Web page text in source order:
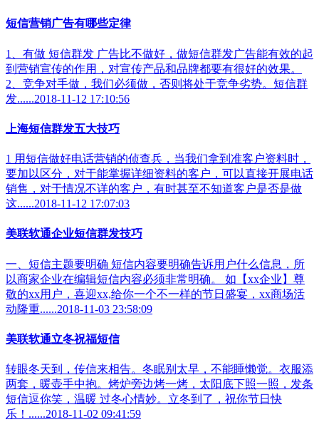
短信营销广告有哪些定律
1、有做 短信群发 广告比不做好，做短信群发广告能有效的起
到营销宣传的作用，对宣传产品和品牌都要有很好的效果。
2、竞争对手做，我们必须做，否则将处于竞争劣势。短信群
发......2018-11-12 17:10:56
上海短信群发五大技巧
1 用短信做好电话营销的侦查兵，当我们拿到准客户资料时，
要加以区分，对于能掌握详细资料的客户，可以直接开展电话
销售，对于情况不详的客户，有时甚至不知道客户是否是做
这......2018-11-12 17:07:03
美联软通企业短信群发技巧
一、短信主题要明确 短信内容要明确告诉用户什么信息，所
以商家企业在编辑短信内容必须非常明确。 如【xx企业】尊
敬的xx用户，喜迎xx,给你一个不一样的节日盛宴，xx商场活
动隆重......2018-11-03 23:58:09
美联软通立冬祝福短信
转眼冬天到，传信来相告。冬眠别太早，不能睡懒觉。衣服添
两套，暖壶手中抱。烤炉旁边烤一烤，太阳底下照一照，发条
短信逗你笑，温暖 过冬心情妙。立冬到了，祝你节日快
乐！......2018-11-02 09:41:59